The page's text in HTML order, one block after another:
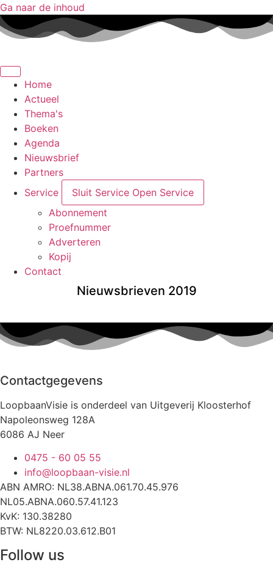
Ga naar de inhoud
Home
Actueel
Thema's
Boeken
Agenda
Nieuwsbrief
Partners
Service
Sluit Service Open Service
Abonnement
Proefnummer
Adverteren
Kopij
Contact
Nieuwsbrieven 2019
Contactgegevens
LoopbaanVisie is onderdeel van Uitgeverij Kloosterhof
Napoleonsweg 128A
6086 AJ Neer
0475 - 60 05 55
info@loopbaan-visie.nl
ABN AMRO: NL38.ABNA.061.70.45.976
NL05.ABNA.060.57.41.123
KvK: 130.38280
BTW: NL8220.03.612.B01
Follow us